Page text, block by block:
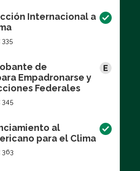
Internacional a
335
de
Empadronarse y
Federales
345
al
para el Clima
363